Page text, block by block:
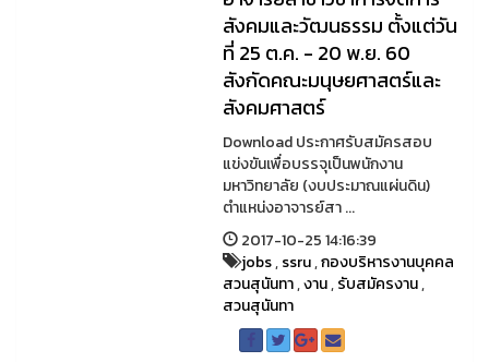
สังคมและวัฒนธรรม ตั้งแต่วัน
ที่ 25 ต.ค. - 20 พ.ย. 60
สังกัดคณะมนุษยศาสตร์และ
สังคมศาสตร์
Download ประกาศรับสมัครสอบ
แข่งขันเพื่อบรรจุเป็นพนักงาน
มหาวิทยาลัย (งบประมาณแผ่นดิน)
ตำแหน่งอาจารย์สา ...
2017-10-25 14:16:39
jobs,ssru,กองบริหารงานบุคคล
สวนสุนันทา,งาน,รับสมัครงาน,
สวนสุนันทา